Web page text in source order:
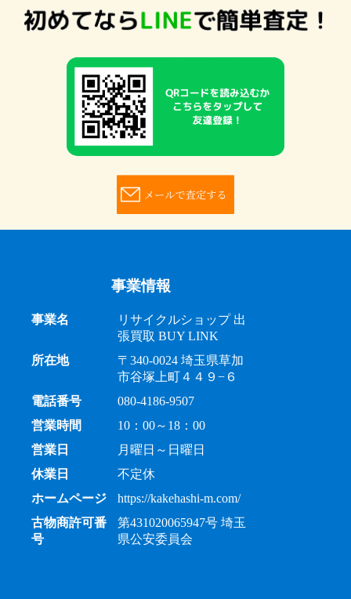
事業情報
事業名
リサイクルショップ 出
張買取 BUY LINK
所在地
〒340-0024 埼玉県草加
市谷塚上町４４９−６
電話番号
080-4186-9507
営業時間
10：00～18：00
営業日
月曜日～日曜日
休業日
不定休
ホームページ
https://kakehashi-m.com/
古物商許可番
号
第431020065947号 埼玉
県公安委員会